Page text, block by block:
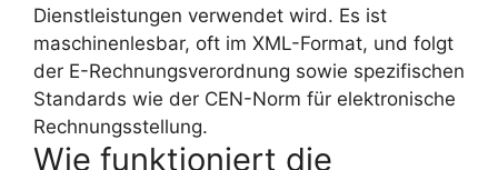
Dienstleistungen verwendet wird. Es ist
maschinenlesbar, oft im XML-Format, und folgt
der E-Rechnungsverordnung sowie spezifischen
Standards wie der CEN-Norm für elektronische
Rechnungsstellung.
Wie funktioniert die